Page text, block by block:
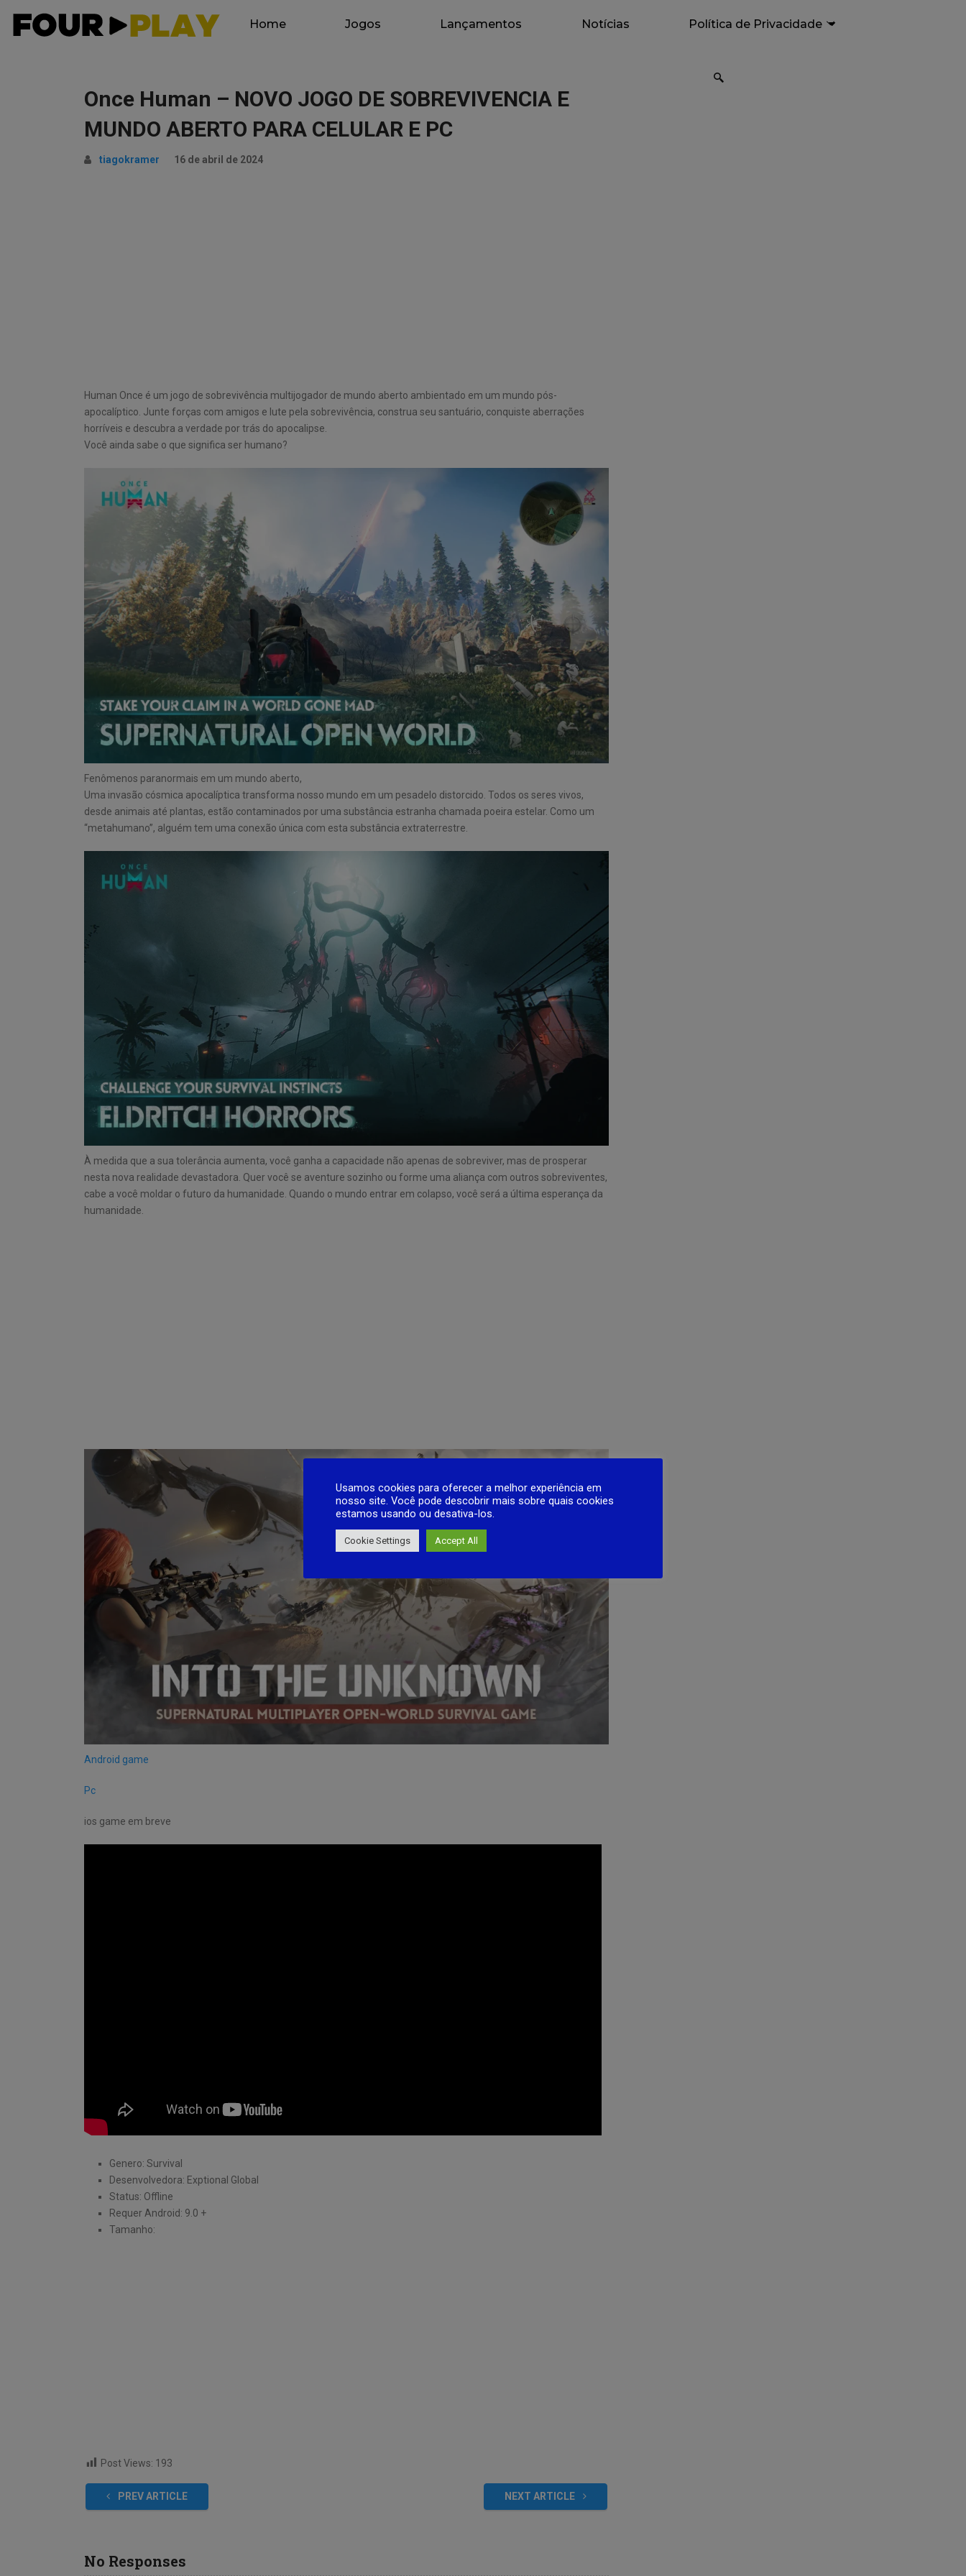
Home Jogos Lançamentos Notícias Política de Privacidade
Once Human – NOVO JOGO DE SOBREVIVENCIA E
MUNDO ABERTO PARA CELULAR E PC
tiagokramer 16 de abril de 2024
Human Once é um jogo de sobrevivência multijogador de mundo aberto ambientado em um mundo pós-
apocalíptico. Junte forças com amigos e lute pela sobrevivência, construa seu santuário, conquiste aberrações
horríveis e descubra a verdade por trás do apocalipse.
Você ainda sabe o que significa ser humano?
Fenômenos paranormais em um mundo aberto,
Uma invasão cósmica apocalíptica transforma nosso mundo em um pesadelo distorcido. Todos os seres vivos,
desde animais até plantas, estão contaminados por uma substância estranha chamada poeira estelar. Como um
“metahumano”, alguém tem uma conexão única com esta substância extraterrestre.
À medida que a sua tolerância aumenta, você ganha a capacidade não apenas de sobreviver, mas de prosperar
nesta nova realidade devastadora. Quer você se aventure sozinho ou forme uma aliança com outros sobreviventes,
cabe a você moldar o futuro da humanidade. Quando o mundo entrar em colapso, você será a última esperança da
humanidade.
Android game
Pc
ios game em breve
Genero: Survival
Desenvolvedora: Exptional Global
Status: Offline
Requer Android: 9.0 +
Tamanho:
Post Views: 193
PREV ARTICLE NEXT ARTICLE
No Responses
Usamos cookies para oferecer a melhor experiência em
nosso site. Você pode descobrir mais sobre quais cookies
estamos usando ou desativa-los.
Cookie Settings Accept All